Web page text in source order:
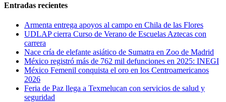
Entradas recientes
Armenta entrega apoyos al campo en Chila de las Flores
UDLAP cierra Curso de Verano de Escuelas Aztecas con
carrera
Nace cría de elefante asiático de Sumatra en Zoo de Madrid
México registró más de 762 mil defunciones en 2025: INEGI
México Femenil conquista el oro en los Centroamericanos
2026
Feria de Paz llega a Texmelucan con servicios de salud y
seguridad